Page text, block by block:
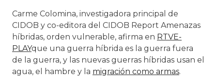
Carme Colomina, investigadora principal de
CIDOB y co-editora del CIDOB Report Amenazas
híbridas, orden vulnerable, afirma en RTVE-
PLAYque una guerra híbrida es la guerra fuera
de la guerra, y las nuevas guerras híbridas usan el
agua, el hambre y la migración como armas.